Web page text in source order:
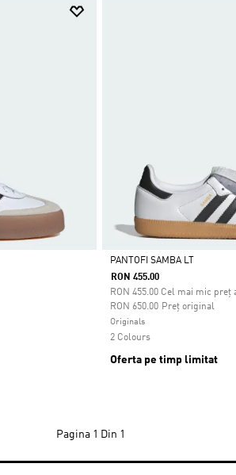
Da
PANTOFI SAMBA LT
RON 455.00
RON 455.00 Cel mai mic preț
Preț original
Preț redus de la
RON 650.00la
Originals
2 Colours
Oferta pe timp limitat
Pagina 1 Din 1